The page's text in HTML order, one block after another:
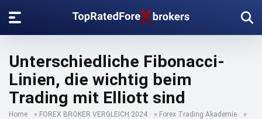
Unterschiedliche Fibonacci-
Linien, die wichtig beim
Trading mit Elliott sind
Home » FOREX BROKER VERGLEICH 2024 » Forex Trading Akademie
»